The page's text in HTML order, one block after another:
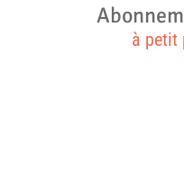
à petit